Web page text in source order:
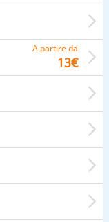
A partire da
13€